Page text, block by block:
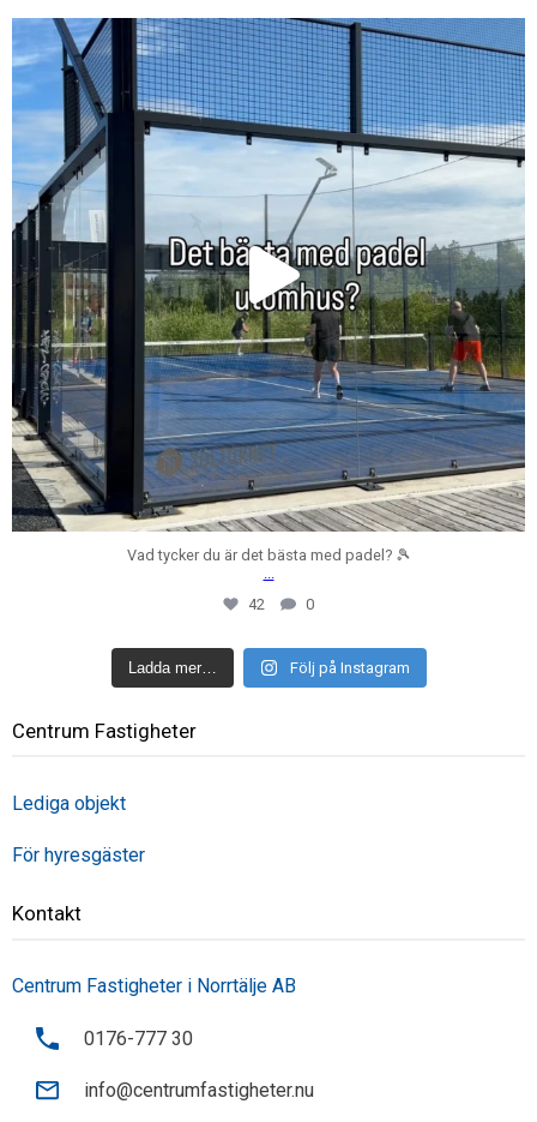
centrumfastigheter
Jul 24
Vad tycker du är det bästa med padel? 🎾
42
0
Ladda mer… Följ på Instagram
Centrum Fastigheter
Lediga objekt
För hyresgäster
Kontakt
Centrum Fastigheter i Norrtälje AB
0176-777 30
info@centrumfastigheter.nu